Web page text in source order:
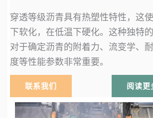
穿透等级沥青具有热塑性特性，这
下软化，在低温下硬化。这种独特
对于确定沥青的附着力、流变学、
度等性能参数非常重要。
联系我们 阅读更